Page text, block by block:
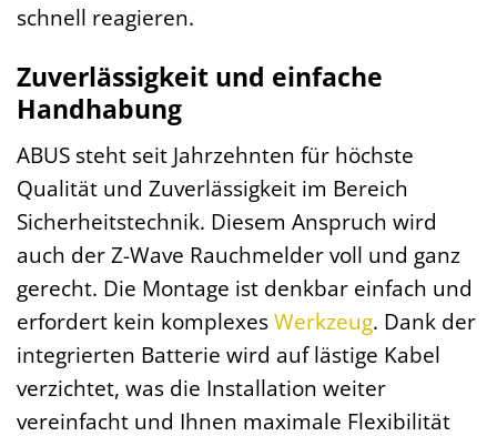
schnell reagieren.
Zuverlässigkeit und einfache
Handhabung
ABUS steht seit Jahrzehnten für höchste
Qualität und Zuverlässigkeit im Bereich
Sicherheitstechnik. Diesem Anspruch wird
auch der Z-Wave Rauchmelder voll und ganz
gerecht. Die Montage ist denkbar einfach und
erfordert kein komplexesWerkzeug. Dank der
integrierten Batterie wird auf lästige Kabel
verzichtet, was die Installation weiter
vereinfacht und Ihnen maximale Flexibilität